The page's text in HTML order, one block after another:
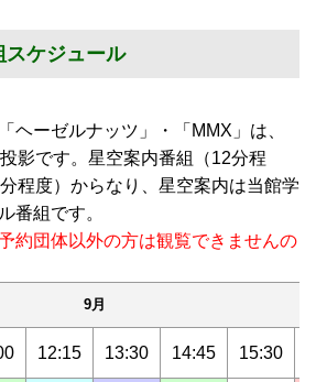
スケジュール
ヘーゼルナッツ」・「MMX」は、
影です。星空案内番組（12分程
程度）からなり、星空案内は当館学
番組です。
約団体以外の方は観覧できませんの
9月
12:15 13:30 14:45 15:30